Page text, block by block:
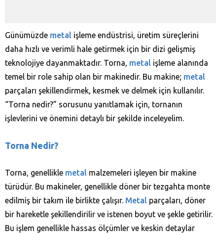
Günümüzde metal işleme endüstrisi, üretim süreçlerini
daha hızlı ve verimli hale getirmek için bir dizi gelişmiş
teknolojiye dayanmaktadır. Torna, metal işleme alanında
temel bir role sahip olan bir makinedir. Bu makine; metal
parçaları şekillendirmek, kesmek ve delmek için kullanılır.
“Torna nedir?” sorusunu yanıtlamak için, tornanın
işlevlerini ve önemini detaylı bir şekilde inceleyelim.
Torna Nedir?
Torna, genellikle metal malzemeleri işleyen bir makine
türüdür. Bu makineler, genellikle döner bir tezgahta monte
edilmiş bir takım ile birlikte çalışır. Metal parçaları, döner
bir hareketle şekillendirilir ve istenen boyut ve şekle getirilir.
Bu işlem genellikle hassas ölçümler ve keskin detaylar